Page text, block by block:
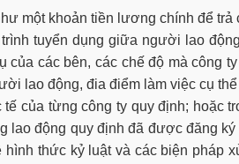
một khoản tiền lương chính để trả
tuyển dụng giữa người lao
của các bên, các chế độ mà công
lao động, đia điểm làm việc cụ thể
của từng công ty quy định; hoặc
lao động quy định đã được đăng
thức kỷ luật và các biện pháp